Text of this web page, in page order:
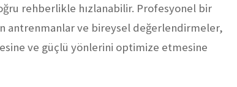
rehberlikle hızlanabilir. Profesyonel bir
antrenmanlar ve bireysel değerlendirmeler,
ve güçlü yönlerini optimize etmesine